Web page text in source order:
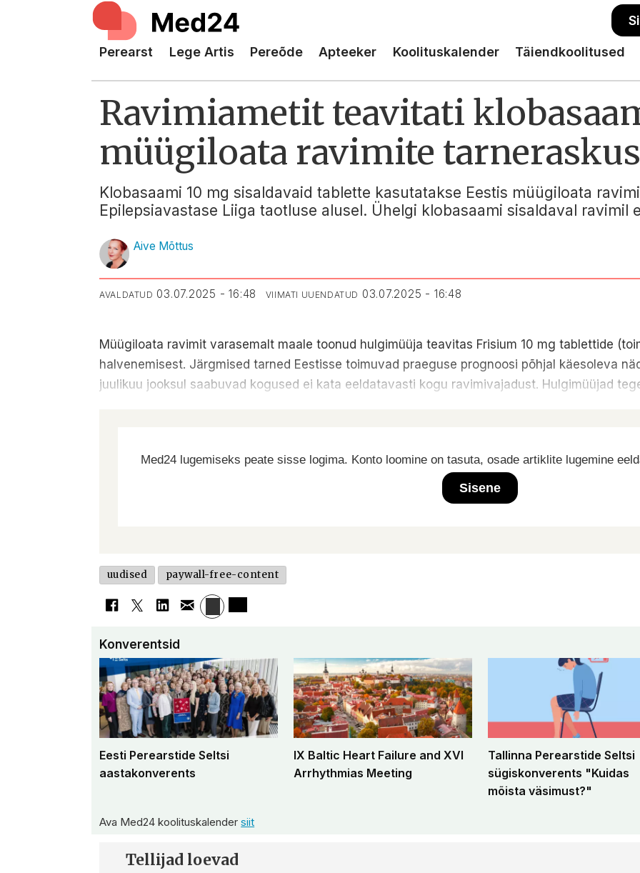
Perearst Lege Artis Pereõde Apteeker Koolituskalender Täiendkoolitused
Ravimiametit teavitati
müügiloata ravimite
Klobasaami 10 mg sisaldavaid tablette kasutatakse Eestis müügiloata
Epilepsiavastase Liiga taotluse alusel. Ühelgi klobasaami sisaldaval ravimil
Aive Mõttus
AVALDATUD 03.07.2025 - 16:48 VIIMATI UUENDATUD 03.07.2025 - 16:48
Müügiloata ravimit varasemalt maale toonud hulgimüüja teavitas Frisium 10 mg tablettide
halvenemisest. Järgmised tarned Eestisse toimuvad praeguse prognoosi põhjal käesoleva
juulikuu jooksul saabuvad kogused ei kata eeldatavasti kogu ravimivajadust. Hulgimüüjad
Med24 lugemiseks peate sisse logima. Konto loomine on tasuta, osade artiklite lugemine
Sisene
uudised paywall-free-content
Konverentsid
Eesti Perearstide Seltsi
aastakonverents
IX Baltic Heart Failure and XVI
Arrhythmias Meeting
Tallinna Perearstide Seltsi
sügiskonverents "Kuidas
mõista väsimust?"
Ava Med24 koolituskalendersiit
Tellijad loevad